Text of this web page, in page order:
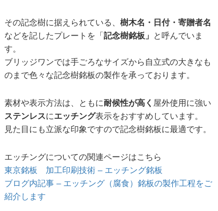
その記念樹に据えられている、 樹木名・日付・寄贈者名
などを記したプレートを「 記念樹銘板」
と呼んでいま
す。
ブリッジワンでは手ごろなサイズから自立式の大きなも
のまで色々な記念樹銘板の製作を承っております。
素材や表示方法は、ともに耐候性が高く 屋外使用に強い
ステンレスにエッチング表示をおすすめしています。
見た目にも立派な印象ですので記念樹銘板に最適です。
エッチングについての関連ページはこちら
東京銘板 加工印刷技術 – エッチング銘板
ブログ内記事 – エッチング（腐食）銘板の製作工程をご
紹介します